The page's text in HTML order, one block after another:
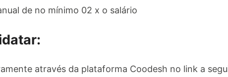
de no mínimo 02 x o salário
através da plataforma Coodesh no link a